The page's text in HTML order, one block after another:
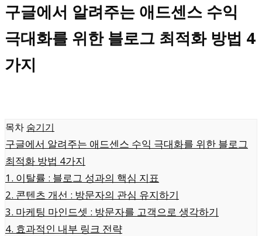
구글에서 알려주는 애드센스 수익
극대화를 위한 블로그 최적화 방법 4
가지
목차 숨기기
구글에서 알려주는 애드센스 수익 극대화를 위한 블로그
최적화 방법 4가지
1. 이탈률 : 블로그 성과의 핵심 지표
2. 콘텐츠 개선 : 방문자의 관심 유지하기
3. 마케팅 마인드셋 : 방문자를 고객으로 생각하기
4. 효과적인 내부 링크 전략